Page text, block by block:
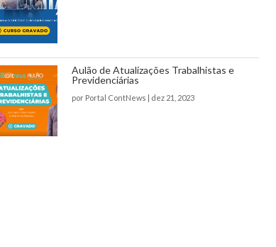
Aulão de Atualizações Trabalhistas e
Previdenciárias
por Portal ContNews | dez 21, 2023